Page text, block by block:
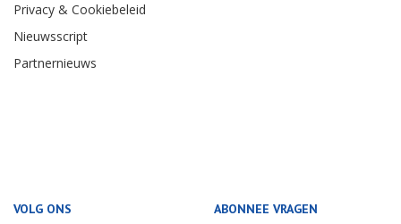
Privacy & Cookiebeleid
Nieuwsscript
Partnernieuws
VOLG ONS ABONNEE VRAGEN